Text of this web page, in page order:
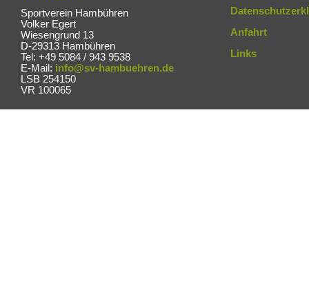
Sportverein Hambühren
Volker Egert
Wiesengrund 13
D-29313 Hambühren
Tel: +49 5084 / 943 9538
E-Mail: info@sv-hambuehren.de
LSB 254150
VR 100065
Anfahrt
Links